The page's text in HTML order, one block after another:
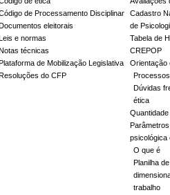
de Processamento Disciplinar
eleitorais
e normas
técnicas
de Mobilização Legislativa
do CFP
Cadastro
de
Tabela de
CREPOP
Orientação
Dúvidas
ética
psicológica
O que é
Planilha
trabalho